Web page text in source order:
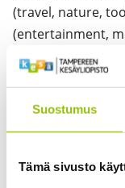
Suostumus
Tämä sivusto
(travel, nature,
(entertainment,
technology,
issues
Systems –
consists of